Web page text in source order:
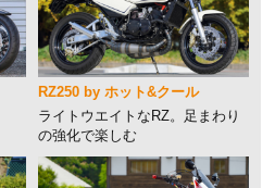
RZ250 by ホット&クール
ライトウエイトなRZ。足まわり
の強化で楽しむ